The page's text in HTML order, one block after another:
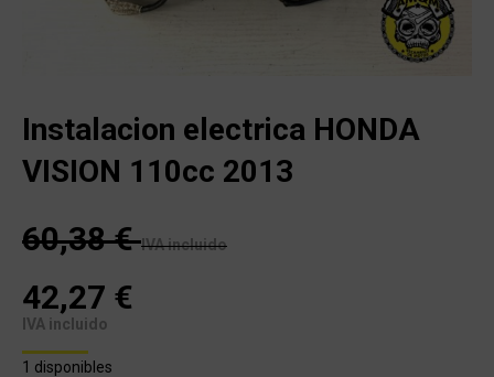
Instalacion electrica HONDA
VISION 110cc 2013
60,38€ IVA incluido
42,27 €
IVA incluido
1 disponibles